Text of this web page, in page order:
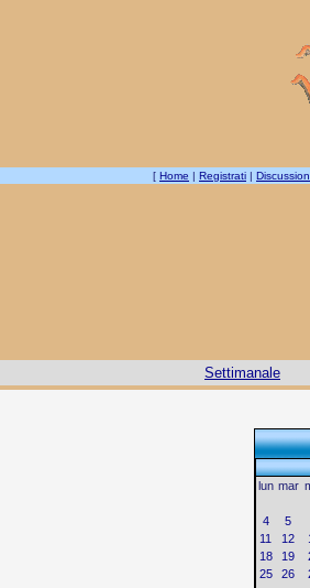
[ Home | Registrati |
Settimanale
lun mar
4
5
11
12
18
19
25
26